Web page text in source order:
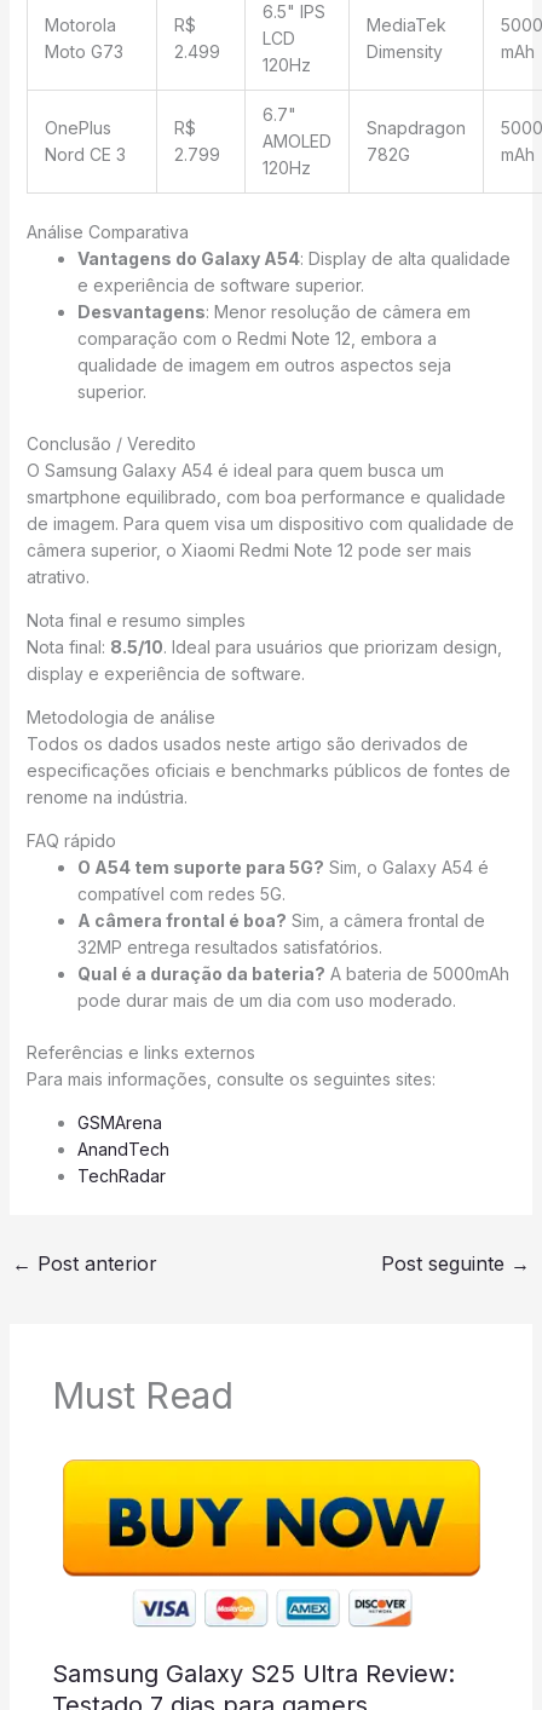
Motorola
Moto G73
R$
2.499
6.5" IPS
LCD
120Hz
MediaTek
Dimensity
5000
mAh
OnePlus
Nord CE 3
R$
2.799
6.7"
AMOLED
120Hz
Snapdragon
782G
5000
mAh
Análise Comparativa
Vantagens do Galaxy A54: Display de alta qualidade
e experiência de software superior.
Desvantagens: Menor resolução de câmera em
comparação com o Redmi Note 12, embora a
qualidade de imagem em outros aspectos seja
superior.
Conclusão / Veredito
O Samsung Galaxy A54 é ideal para quem busca um
smartphone equilibrado, com boa performance e qualidade
de imagem. Para quem visa um dispositivo com qualidade de
câmera superior, o Xiaomi Redmi Note 12 pode ser mais
atrativo.
Nota final e resumo simples
Nota final: 8.5/10. Ideal para usuários que priorizam design,
display e experiência de software.
Metodologia de análise
Todos os dados usados neste artigo são derivados de
especificações oficiais e benchmarks públicos de fontes de
renome na indústria.
FAQ rápido
O A54 tem suporte para 5G? Sim, o Galaxy A54 é
compatível com redes 5G.
A câmera frontal é boa? Sim, a câmera frontal de
32MP entrega resultados satisfatórios.
Qual é a duração da bateria? A bateria de 5000mAh
pode durar mais de um dia com uso moderado.
Referências e links externos
Para mais informações, consulte os seguintes sites:
GSMArena
AnandTech
TechRadar
← Post anterior Post seguinte →
Must Read
Samsung Galaxy S25 Ultra Review: